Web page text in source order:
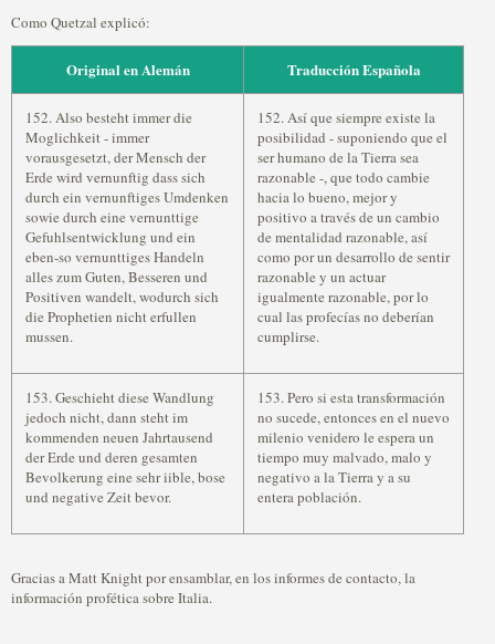
Como Quetzal explicó:
Original en Alemán Traducción Española
152. Also besteht immer die
Moglichkeit - immer
vorausgesetzt, der Mensch der
Erde wird vernunftig dass sich
durch ein vernunftiges Umdenken
sowie durch eine vernunttige
Gefuhlsentwicklung und ein
eben-so vernunttiges Handeln
alles zum Guten, Besseren und
Positiven wandelt, wodurch sich
die Prophetien nicht erfullen
mussen.
152. Así que siempre existe la
posibilidad - suponiendo que el
ser humano de la Tierra sea
razonable -, que todo cambie
hacia lo bueno, mejor y
positivo a través de un cambio
de mentalidad razonable, así
como por un desarrollo de sentir
razonable y un actuar
igualmente razonable, por lo
cual las profecías no deberían
cumplirse.
153. Geschieht diese Wandlung
jedoch nicht, dann steht im
kommenden neuen Jahrtausend
der Erde und deren gesamten
Bevolkerung eine sehr iible, bose
und negative Zeit bevor.
153. Pero si esta transformación
no sucede, entonces en el nuevo
milenio venidero le espera un
tiempo muy malvado, malo y
negativo a la Tierra y a su
entera población.
Gracias a Matt Knight por ensamblar, en los informes de contacto, la
información profética sobre Italia.